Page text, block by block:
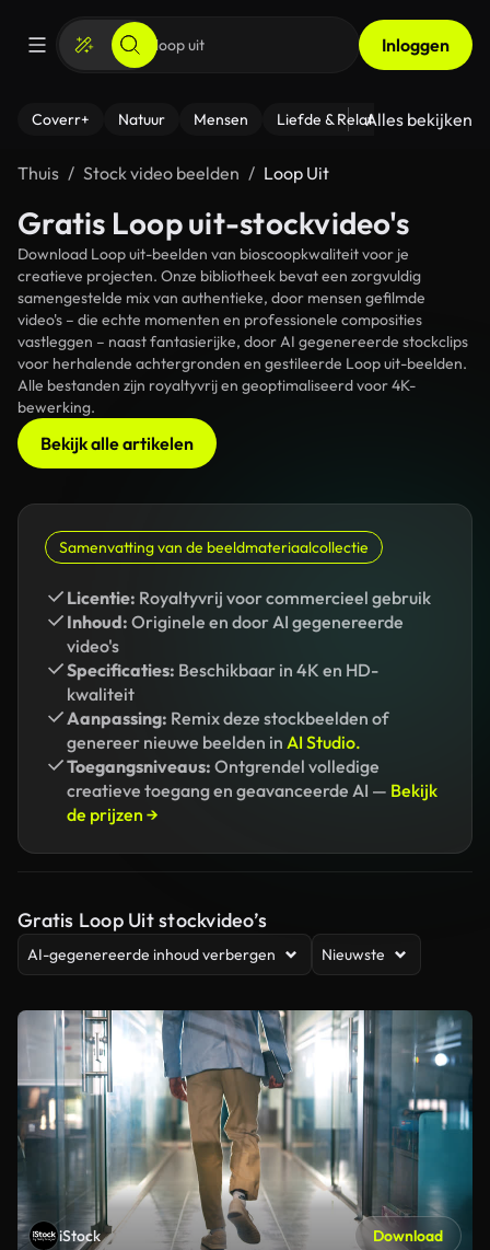
Inloggen
Coverr+ Natuur Mensen Liefde & Relaties - Fitness
Alles bekijken
Thuis Stock video beelden Loop Uit
Gratis Loop uit-stockvideo's
Download Loop uit-beelden van bioscoopkwaliteit voor je
creatieve projecten. Onze bibliotheek bevat een zorgvuldig
samengestelde mix van authentieke, door mensen gefilmde
video's – die echte momenten en professionele composities
vastleggen – naast fantasierijke, door AI gegenereerde stockclips
voor herhalende achtergronden en gestileerde Loop uit-beelden.
Alle bestanden zijn royaltyvrij en geoptimaliseerd voor 4K-
bewerking.
Bekijk alle artikelen
Samenvatting van de beeldmateriaalcollectie
Licentie: Royaltyvrij voor commercieel gebruik
Inhoud: Originele en door AI gegenereerde
video's
Specificaties: Beschikbaar in 4K en HD-
kwaliteit
Aanpassing: Remix deze stockbeelden of
genereer nieuwe beelden in AI Studio.
Toegangsniveaus: Ontgrendel volledige
creatieve toegang en geavanceerde AI — Bekijk
de prijzen →
Gratis Loop Uit stockvideo’s
AI-gegenereerde inhoud verbergen Nieuwste
iStock Download